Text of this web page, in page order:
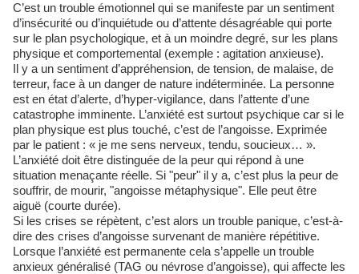
C’est un trouble émotionnel qui se manifeste par un sentiment
d’insécurité ou d’inquiétude ou d’attente désagréable qui porte
sur le plan psychologique, et à un moindre degré, sur les plans
physique et comportemental (exemple : agitation anxieuse).
Il y a un sentiment d’appréhension, de tension, de malaise, de
terreur, face à un danger de nature indéterminée. La personne
est en état d’alerte, d’hyper-vigilance, dans l’attente d’une
catastrophe imminente. L’anxiété est surtout psychique car si le
plan physique est plus touché, c’est de l’angoisse. Exprimée
par le patient : « je me sens nerveux, tendu, soucieux… ».
L’anxiété doit être distinguée de la peur qui répond à une
situation menaçante réelle. Si "peur" il y a, c’est plus la peur de
souffrir, de mourir, "angoisse métaphysique". Elle peut être
aiguë (courte durée).
Si les crises se répètent, c’est alors un trouble panique, c’est-à-
dire des crises d’angoisse survenant de manière répétitive.
Lorsque l’anxiété est permanente cela s’appelle un trouble
anxieux généralisé (TAG ou névrose d’angoisse), qui affecte les